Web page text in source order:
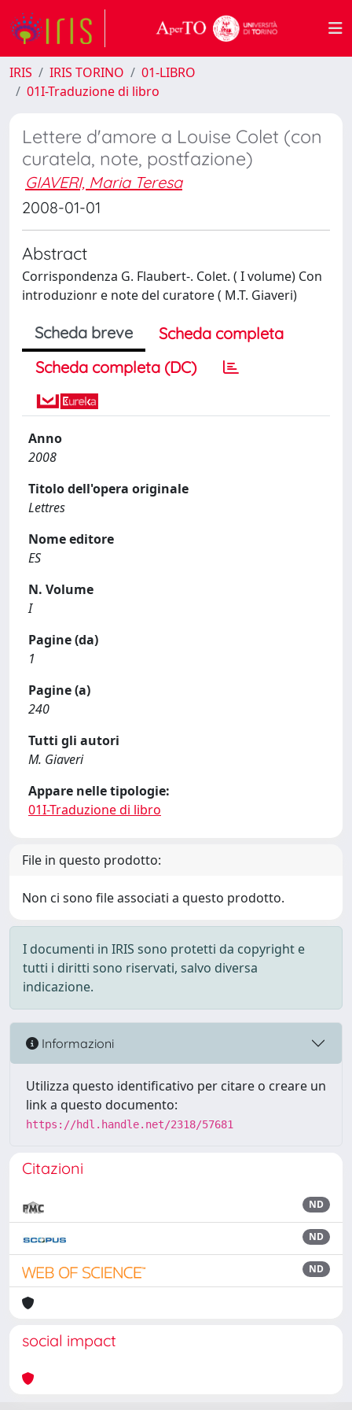
IRIS IRIS TORINO
01-LIBRO
01I-Traduzione di libro
Lettere d'amore a Louise Colet (con
curatela, note, postfazione)
GIAVERI, Maria Teresa
2008-01-01
Abstract
Corrispondenza G. Flaubert-. Colet. ( I volume) Con
introduzionr e note del curatore ( M.T. Giaveri)
Scheda breve
Scheda completa
Scheda completa (DC)
Anno
2008
Titolo dell'opera originale
Lettres
Nome editore
ES
N. Volume
I
Pagine (da)
1
Pagine (a)
240
Tutti gli autori
M. Giaveri
Appare nelle tipologie:
01I-Traduzione di libro
File in questo prodotto:
Non ci sono file associati a questo prodotto.
I documenti in IRIS sono protetti da copyright e
tutti i diritti sono riservati, salvo diversa
indicazione.
Informazioni
Utilizza questo identificativo per citare o creare un
link a questo documento:
https://hdl.handle.net/2318/57681
Citazioni
ND
ND
ND
social impact